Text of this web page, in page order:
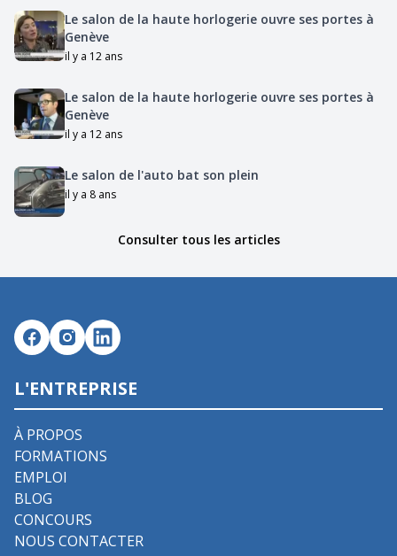
Le salon de la haute horlogerie ouvre ses portes à
Genève
il y a 12 ans
Le salon de la haute horlogerie ouvre ses portes à
Genève
il y a 12 ans
Le salon de l'auto bat son plein
il y a 8 ans
Consulter tous les articles
L'ENTREPRISE
À PROPOS
FORMATIONS
EMPLOI
BLOG
CONCOURS
NOUS CONTACTER